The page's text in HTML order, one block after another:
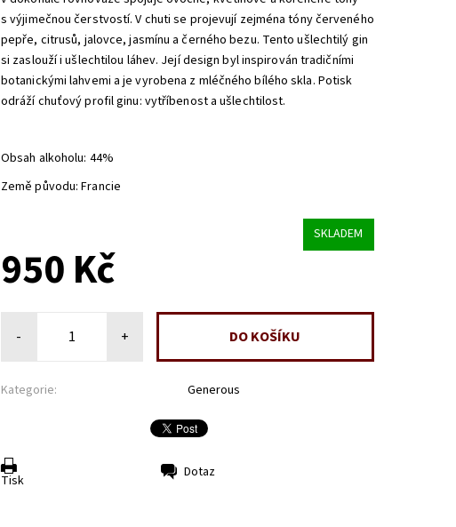
s výjimečnou čerstvostí. V chuti se projevují zejména tóny červeného
pepře, citrusů, jalovce, jasmínu a černého bezu. Tento ušlechtilý gin
si zaslouží i ušlechtilou láhev. Její design byl inspirován tradičními
botanickými lahvemi a je vyrobena z mléčného bílého skla. Potisk
odráží chuťový profil ginu: vytříbenost a ušlechtilost.
Obsah alkoholu: 44%
Země původu: Francie
SKLADEM
950 Kč
- +
Kategorie: Generous
Tisk Dotaz